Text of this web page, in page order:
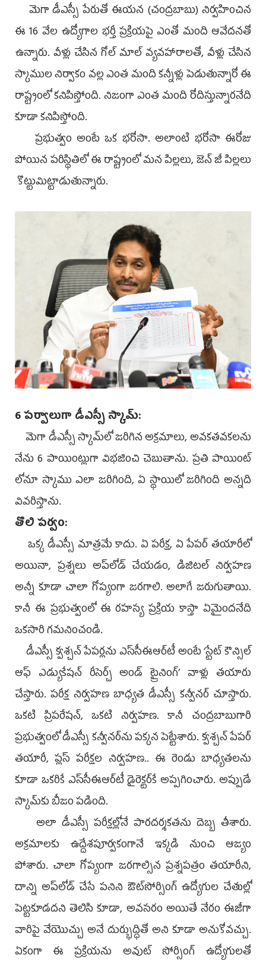
మెగా డీఎస్సీ పేరుతో ఈయన (చంద్రబాబు) నిర్వహించిన
ఈ 16 వేల ఉద్యోగాల భర్తీ ప్రక్రియపై ఎంతో మంది ఆవేదనతో
ఉన్నారు. వీళ్లు చేసిన గోల్‌ మాల్‌ వ్యవహారాలతో, వీళ్లు చేసిన
స్కాముల నిర్వాకం వల్ల ఎంత మంది కన్నీళ్లు పెడుతున్నారో ఈ
రాష్ట్రంలో కనిపిస్తోంది. నిజంగా ఎంత మంది రోదిస్తున్నారనేది
కూడా కనిపిస్తోంది.
ప్రభుత్వం అంటే ఒక భరోసా. అలాంటి భరోసా ఈరోజు
పోయిన పరిస్థితిలో ఈ రాష్ట్రంలో మన పిల్లలు, జెన్‌ జీ పిల్లలు
కొట్టుమిట్టాడుతున్నారు.
6 పర్వాలుగా డీఎస్సీ స్కామ్‌:
మెగా డీఎస్సీ స్కామ్‌లో జరిగిన అక్రమాలు, అవకతవకలను
నేను 6 పాయింట్లుగా విభజించి చెబుతాను. ప్రతి పాయింట్‌
లోనూ స్కాము ఎలా జరిగింది, ఏ స్థాయిలో జరిగింది అన్నది
వివరిస్తాను.
తొలి పర్వం:
ఒక్క డీఎస్సీ మాత్రమే కాదు. ఏ పరీక్ష, ఏ పేపర్‌ తయారీలో
అయినా, ప్రశ్నలు అప్‌లోడ్‌ చేయడం, డిజిటల్‌ నిర్వహణ
అన్నీ కూడా చాలా గోప్యంగా జరగాలి. అలాగే జరుగుతాయి.
కానీ ఈ ప్రభుత్వంలో ఈ రహస్య ప్రక్రియ కాస్తా ఏమైందనేది
ఒకసారి గమనించండి.
డీఎస్సీ క్వశ్చన్‌ పేపర్లను ఎస్‌సీఈఆర్‌టీ అంటే ‘స్టేట్‌ కౌన్సిల్‌
ఆఫ్‌ ఎడ్యుకేషన్‌ రీసెర్చ్‌ అండ్‌ ట్రైనింగ్‌’ వాళ్లు తయారు
చేస్తారు. పరీక్ష నిర్వహణ బాధ్యత డీఎస్సీ కన్వీనర్‌ చూస్తారు.
ఒకటి ప్రిపరేషన్, ఒకటి నిర్వహణ. కానీ చంద్రబాబుగారి
ప్రభుత్వంలో డీఎస్సీ కన్వీనర్‌ను పక్కన పెట్టేశారు. క్వశ్చన్‌ పేపర్‌
తయారీ, ప్లస్‌ పరీక్షల నిర్వహణ.. ఈ రెండు బాధ్యతలను
కూడా ఒకరికే ఎస్‌సీఈఆర్‌టీ డైరెక్టర్‌కే అప్పగించారు. అప్పుడే
స్కామ్‌కు బీజం పడింది.
అలా డీఎస్సీ పరీక్షల్లోనే పారదర్శకతను దెబ్బ తీశారు.
అక్రమాలకు ఉద్దేశపూర్వకంగానే ఇక్కడి నుంచి ఆజ్యం
పోశారు. చాలా గోప్యంగా జరగాల్సిన ప్రశ్నపత్రం తయారీని,
దాన్ని అప్‌లోడ్‌ చేసే పనిని ఔట్‌సోర్సింగ్‌ ఉద్యోగుల చేతుల్లో
పెట్టకూడదని తెలిసి కూడా, అవసరం అయితే నేరం ఈజీగా
వారిపై వేయొచ్చు అనే దుర్భుద్ధితో అని కూడా అనుకోవచ్చు.
ఏకంగా ఈ ప్రక్రియను అవుట్‌ సోర్సింగ్‌ ఉద్యోగులతో